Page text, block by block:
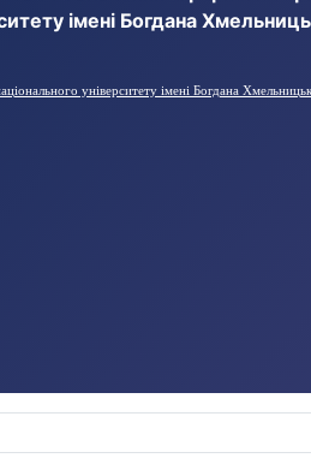
імені Богдана
університету імені Богдана